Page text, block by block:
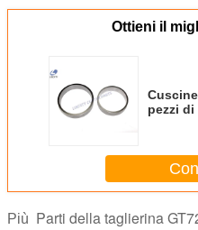
Ottieni il
pezzi di
Più Parti della taglierina